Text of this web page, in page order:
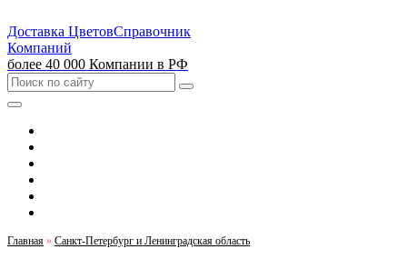
Доставка ЦветовСправочник
Компаний
более 40 000 Компании в РФ
Главная » Санкт-Петербург и Ленинградская область